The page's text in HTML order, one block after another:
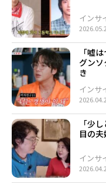
インサ
「嘘
グン
き
インサ
「少
目の
インサ